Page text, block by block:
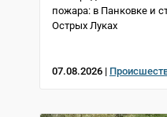
пожара: в Панковке и
Острых Луках
07.08.2026 |